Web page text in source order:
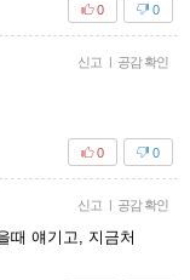
0
0
신고 | 공감 확인
0
0
신고 | 공감 확인
때 얘기고, 지금처